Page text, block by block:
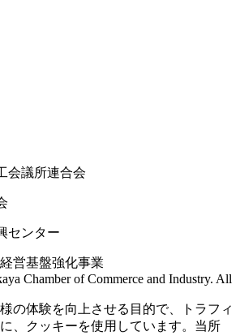
会議所連合会
センター
営基盤強化事業
Chamber of Commerce and Industry. All
⋅Powered byWordPress
の体験を向上させる目的で、トラフィ
、クッキーを使用しています。当所